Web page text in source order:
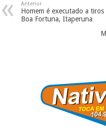
Anterior
Homem é executado a tiros
Boa Fortuna, Itaperuna